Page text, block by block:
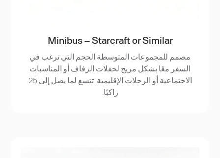
Minibus – Starcraft or Similar
مصمم للمجموعات المتوسطة الحجم التي ترغب في
السفر معًا بشكل مريح لحفلات الزفاف أو المناسبات
الاجتماعية أو الرحلات الإقليمية. تتسع لما يصل إلى 25
راكبًا.